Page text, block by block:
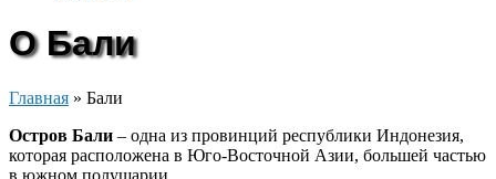
О Бали
Главная » Бали
Остров Бали – одна из провинций республики Индонезия,
которая расположена в Юго-Восточной Азии, большей частью
в южном полушарии.